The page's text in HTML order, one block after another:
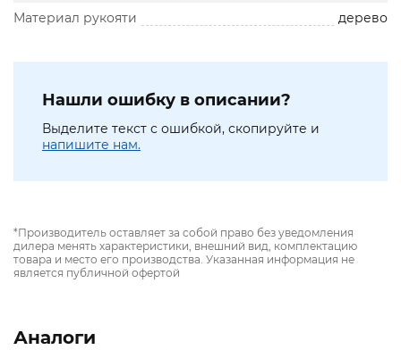
Материал рукояти
дерево
Нашли ошибку в описании?
Выделите текст с ошибкой, скопируйте и
напишите нам.
*Производитель оставляет за собой право без уведомления
дилера менять характеристики, внешний вид, комплектацию
товара и место его производства. Указанная информация не
является публичной офертой
Аналоги